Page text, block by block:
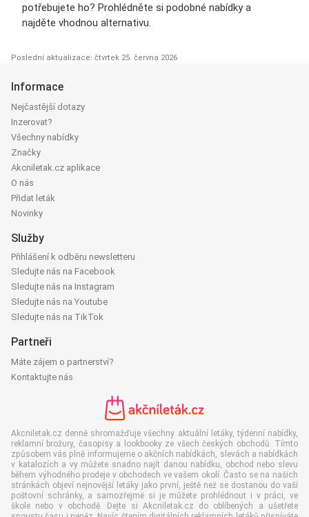
potřebujete ho? Prohlédněte si podobné nabídky a
najděte vhodnou alternativu.
Poslední aktualizace: čtvrtek 25. června 2026
Informace
Nejčastější dotazy
Inzerovat?
Všechny nabídky
Značky
Akcniletak.cz aplikace
O nás
Přidat leták
Novinky
Služby
Přihlášení k odběru newsletteru
Sledujte nás na Facebook
Sledujte nás na Instagram
Sledujte nás na Youtube
Sledujte nás na TikTok
Partneři
Máte zájem o partnerství?
Kontaktujte nás
Akcniletak.cz denně shromažďuje všechny aktuální letáky, týdenní nabídky,
reklamní brožury, časopisy a lookbooky ze všech českých obchodů. Tímto
způsobem vás plně informujeme o akčních nabídkách, slevách a nabídkách
v katalozích a vy můžete snadno najít danou nabídku, obchod nebo slevu
během výhodného prodeje v obchodech ve vašem okolí. Často se na našich
stránkách objeví nejnovější letáky jako první, ještě než se dostanou do vaší
poštovní schránky, a samozřejmě si je můžete prohlédnout i v práci, ve
škole nebo v obchodě. Dejte si Akcniletak.cz do oblíbených a ušetřete